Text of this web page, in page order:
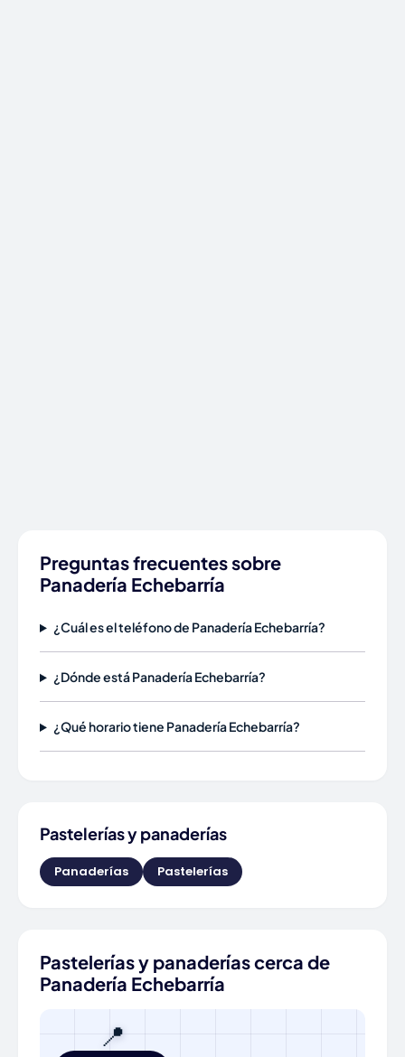
Preguntas frecuentes sobre
Panadería Echebarría
¿Cuál es el teléfono de Panadería Echebarría?
¿Dónde está Panadería Echebarría?
¿Qué horario tiene Panadería Echebarría?
Pastelerías y panaderías
Panaderías Pastelerías
Pastelerías y panaderías cerca de
Panadería Echebarría
📍